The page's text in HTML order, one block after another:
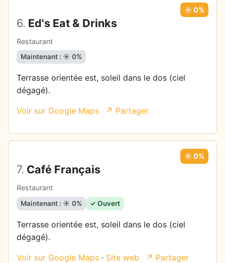
6. Ed's Eat & Drinks
Restaurant
☀️ 0%
Maintenant : ☀️ 0%
Terrasse orientée est, soleil dans le dos (ciel
dégagé).
Voir sur Google Maps ↗ Partager
7. Café Français
Restaurant
☀️ 0%
Maintenant : ☀️ 0% ✓ Ouvert
Terrasse orientée est, soleil dans le dos (ciel
dégagé).
Voir sur Google Maps · Site web ↗ Partager